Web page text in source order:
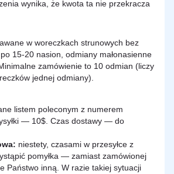
wynika, że kwota ta nie przekracza
w woreczkach strunowych bez
15-20 nasion, odmiany małonasienne
zamówienie to 10 odmian (liczy
jednej odmiany).
listem poleconym z numerem
— 10$. Czas dostawy — do
niestety, czasami w przesyłce z
pomyłka — zamiast zamówionej
Państwo inną. W razie takiej sytuacji